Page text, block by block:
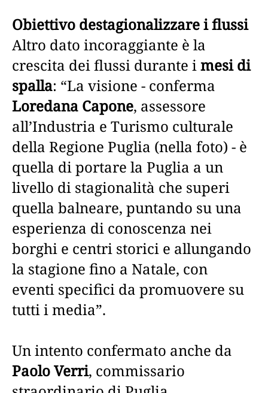
Obiettivo destagionalizzare i flussi
Altro dato incoraggiante è la
crescita dei flussi durante imesi di
spalla: “La visione - conferma
Loredana Capone, assessore
all’Industria e Turismo culturale
della Regione Puglia (nella foto) - è
quella di portare la Puglia a un
livello di stagionalità che superi
quella balneare, puntando su una
esperienza di conoscenza nei
borghi e centri storici e allungando
la stagione fino a Natale, con
eventi specifici da promuovere su
tutti i media”.
Un intento confermato anche da
Paolo Verri, commissario